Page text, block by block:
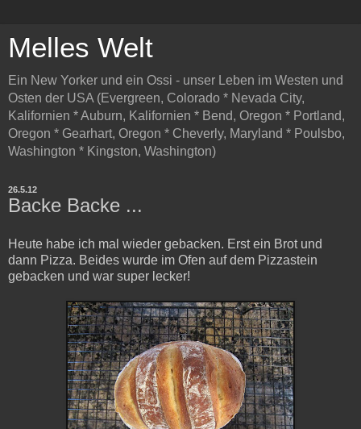
Melles Welt
Ein New Yorker und ein Ossi - unser Leben im Westen und
Osten der USA (Evergreen, Colorado * Nevada City,
Kalifornien * Auburn, Kalifornien * Bend, Oregon * Portland,
Oregon * Gearhart, Oregon * Cheverly, Maryland * Poulsbo,
Washington * Kingston, Washington)
26.5.12
Backe Backe ...
Heute habe ich mal wieder gebacken. Erst ein Brot und
dann Pizza. Beides wurde im Ofen auf dem Pizzastein
gebacken und war super lecker!